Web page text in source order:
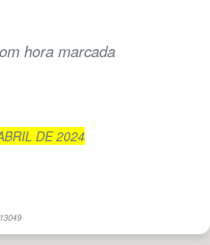
hora marcada
DE 2024
13049